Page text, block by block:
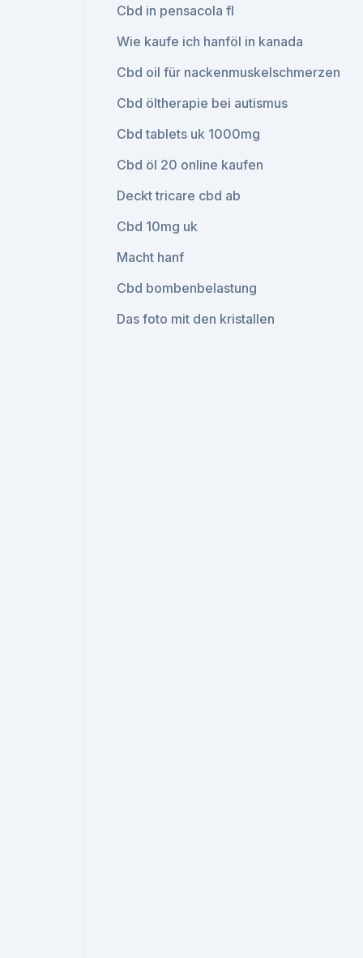
Cbd in pensacola fl
Wie kaufe ich hanföl in kanada
Cbd oil für nackenmuskelschmerzen
Cbd öltherapie bei autismus
Cbd tablets uk 1000mg
Cbd öl 20 online kaufen
Deckt tricare cbd ab
Cbd 10mg uk
Macht hanf
Cbd bombenbelastung
Das foto mit den kristallen